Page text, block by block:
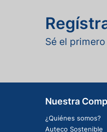
Sé el
Nuestra
¿Quiénes somos?
Auteco Sostenible